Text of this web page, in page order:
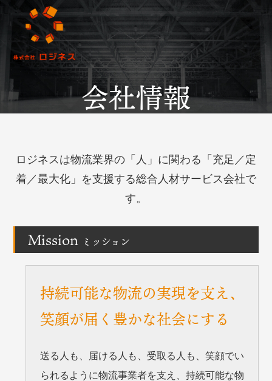
会社情報
ロジネスは物流業界の「人」に関わる 「充足／定
着／最大化」を支援する総合人材サービス会社で
す。
Mission ミッション
持続可能な物流の実現を支え、
笑顔が届く豊かな社会にする
送る人も、届ける人も、受取る人も、笑顔でい
られるように物流事業者を支え、 持続可能な物